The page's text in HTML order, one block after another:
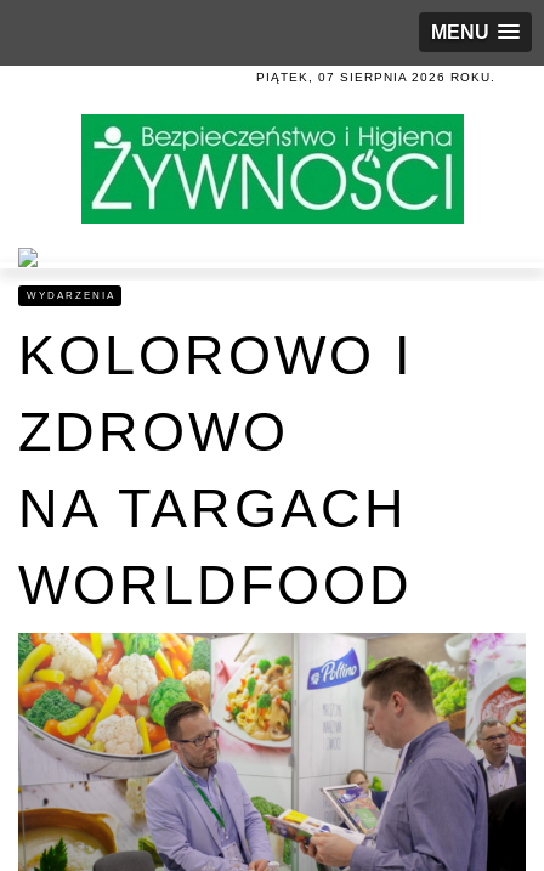
MENU
PIĄTEK, 07 SIERPNIA 2026 ROKU.
WYDARZENIA
KOLOROWO I
ZDROWO
NA TARGACH
WORLDFOOD